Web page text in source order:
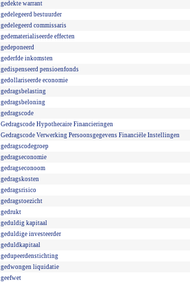
gedekte warrant
gedelegeerd bestuurder
gedelegeerd commissaris
gedematerialiseerde effecten
gedeponeerd
gederfde inkomsten
gedispenseerd pensioenfonds
gedollariseerde economie
gedragsbelasting
gedragsbeloning
gedragscode
Gedragscode Hypothecaire Financieringen
Gedragscode Verwerking Persoonsgegevens Financiële Instellingen
gedragscodegroep
gedragseconomie
gedragseconoom
gedragskosten
gedragsrisico
gedragstoezicht
gedrukt
geduldig kapitaal
geduldige investeerder
geduldkapitaal
gedupeerdenstichting
gedwongen liquidatie
geefwet